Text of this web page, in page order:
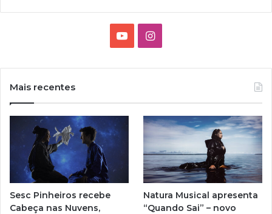
e
I
g
r
a
Mais recentes
Sesc Pinheiros recebe
Cabeça nas Nuvens,
Natura Musical apresenta
“Quando Sai” – novo